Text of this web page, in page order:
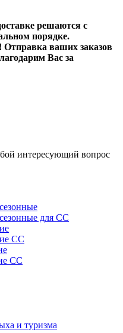
решаются с
порядке.
ваших заказов
Вас за
интересующий вопрос
для СС
СС
СС
и туризма